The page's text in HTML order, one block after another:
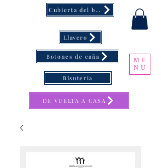
ME
NU
Cubierta del botón
Llavero
Botones de caña
DE VUELTA A CASA
Bisutería